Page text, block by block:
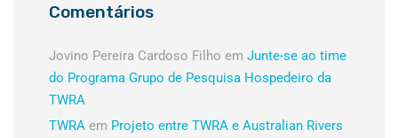
Comentários
Jovino Pereira Cardoso Filho em Junte-se ao time
do Programa Grupo de Pesquisa Hospedeiro da
TWRA
TWRA em Projeto entre TWRA e Australian Rivers